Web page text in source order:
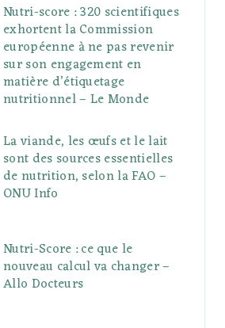
Nutri-score : 320 scientifiques
exhortent la Commission
européenne à ne pas revenir
sur son engagement en
matière d’étiquetage
nutritionnel – Le Monde
La viande, les œufs et le lait
sont des sources essentielles
de nutrition, selon la FAO –
ONU Info
Nutri-Score : ce que le
nouveau calcul va changer –
Allo Docteurs